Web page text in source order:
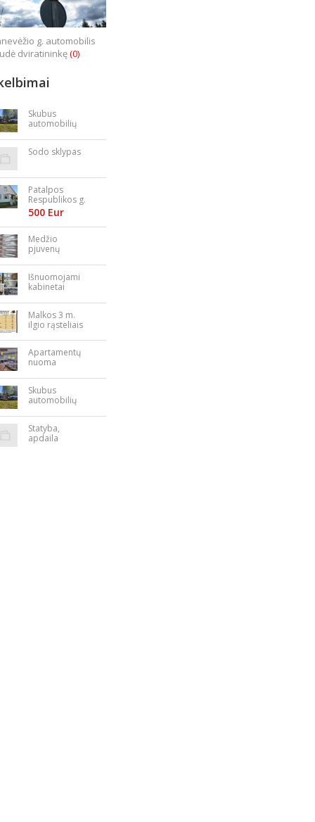
g. automobilis
dviratininkę(0)
Skubus
automobilių
Sodo sklypas
Patalpos
Respublikos g.
23
500 Eur
Medžio
pjuvenų
briketai
Išnuomojami
kabinetai
bės aikštėje
Malkos 3 m.
ilgio rąsteliais
Apartamentų
nuoma
Skubus
automobilių
Statyba,
apdaila